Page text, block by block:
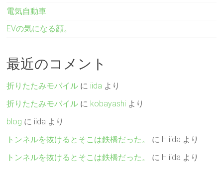
電気自動車
EVの気になる顔。
最近のコメント
折りたたみモバイル に iida より
折りたたみモバイル に kobayashi より
blog に iida より
トンネルを抜けるとそこは鉄橋だった。
に H iida より
トンネルを抜けるとそこは鉄橋だった。
に H iida より